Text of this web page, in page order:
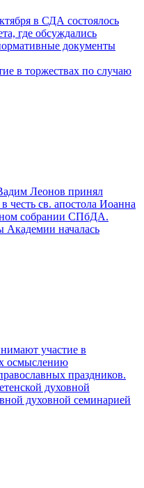
в СДА состоялось
где обсуждались
документы
в торжествах по случаю
Леонов принял
честь св. апостола Иоанна
собрании СПбДА.
Академии началась
участие в
осмыслению
праздников.
духовной
духовной семинарией